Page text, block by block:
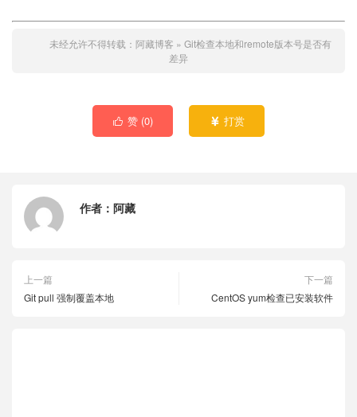
未经允许不得转载： 阿藏博客 » Git检查本地和remote版本号是否有
差异
 赞 (0)  打赏
作者： 阿藏
上一篇
Git pull 强制覆盖本地
下一篇
CentOS yum检查已安装软件